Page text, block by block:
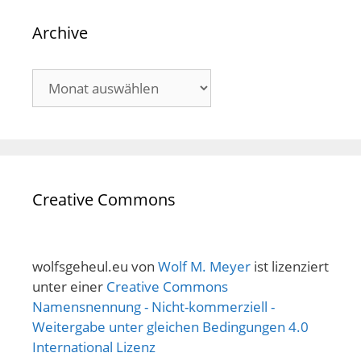
Archive
Creative Commons
wolfsgeheul.eu von Wolf M. Meyer ist lizenziert
unter einer Creative Commons
Namensnennung - Nicht-kommerziell -
Weitergabe unter gleichen Bedingungen 4.0
International Lizenz